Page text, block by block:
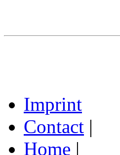
Imprint
Contact |
Home |